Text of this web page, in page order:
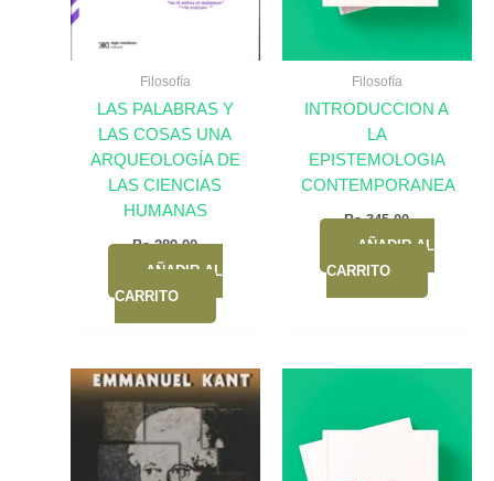
Filosofía
LAS PALABRAS Y
LAS COSAS UNA
ARQUEOLOGÍA DE
LAS CIENCIAS
HUMANAS
Bs.289,00
AÑADIR AL
CARRITO
Filosofía
INTRODUCCION A
LA
EPISTEMOLOGIA
CONTEMPORANEA
Bs.345,00
AÑADIR AL
CARRITO